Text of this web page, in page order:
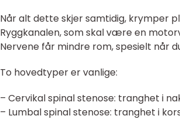
Når alt dette skjer samtidig, krymper
Ryggkanalen, som skal være en
Nervene får mindre rom, spesielt når
To hovedtyper er vanlige:
– Cervikal spinal stenose: tranghet i
– Lumbal spinal stenose: tranghet i